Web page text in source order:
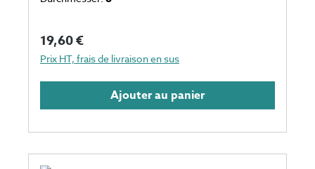
Prix régulier :
19,60 €
Prix HT, frais de livraison en sus
Ajouter au panier